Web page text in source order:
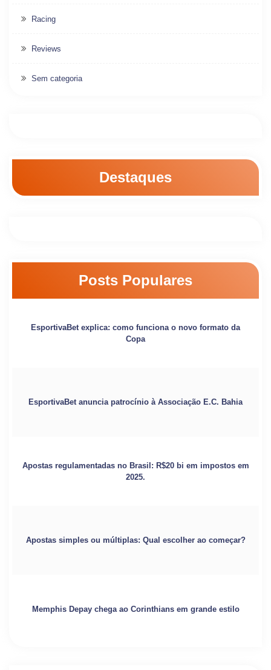
Racing
Reviews
Sem categoria
Destaques
Posts Populares
EsportivaBet explica: como funciona o novo formato da
Copa
EsportivaBet anuncia patrocínio à Associação E.C. Bahia
Apostas regulamentadas no Brasil: R$20 bi em impostos em
2025.
Apostas simples ou múltiplas: Qual escolher ao começar?
Memphis Depay chega ao Corinthians em grande estilo